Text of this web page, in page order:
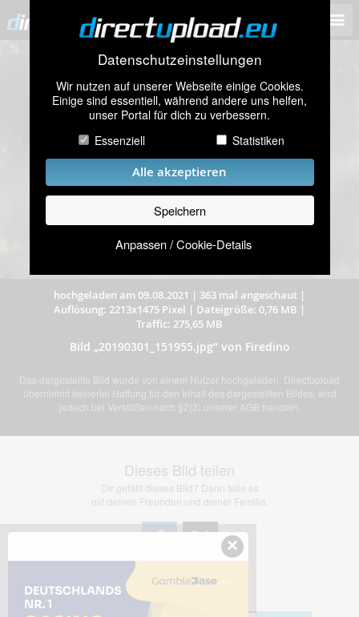
Datenschutzeinstellungen
Wir nutzen auf unserer Webseite einige Cookies.
Einige sind essentiell, während andere uns helfen,
unser Portal für dich zu verbessern.
Essenziell
Statistiken
Alle akzeptieren
Speichern
Anpassen / Cookie-Details
hochgeladen am 09.08.2021 | 363 mal angeschaut |
Auflösung: 2213x1475 Pixel | Dateigröße: 0,76 MB |
Traffic: 275,65 MB
Bild „20190301_151955.jpg” von Firedino
Das dargestellte Bild wurde von einem Nutzer hochgeladen. Directupload
übernimmt keinerlei Haftung für den Inhalt des dargestellten Bildes, wird
jedoch bei Verstößen nach §2(3) unserer AGB handeln.
Dieses Bild teilen
Dir gefällt dieses Bild? Dann teile es
mit deinen Freunden und deiner Familie.
Share Links
×